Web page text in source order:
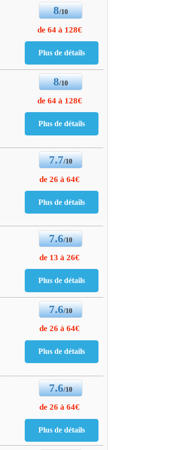
8/10
de 64 à 128€
8/10
de 64 à 128€
7.7/10
de 26 à 64€
7.6/10
de 13 à 26€
7.6/10
de 26 à 64€
7.6/10
de 26 à 64€